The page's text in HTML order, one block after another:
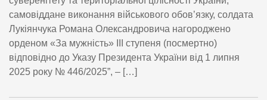
самовіддане виконання військового обов’язку, солдата
Лукіянчука Романа Олександровича нагороджено
орденом «За мужність» ІІІ ступеня (посмертно)
відповідно до Указу Президента України від 1 липня
2025 року № 446/2025”, – […]